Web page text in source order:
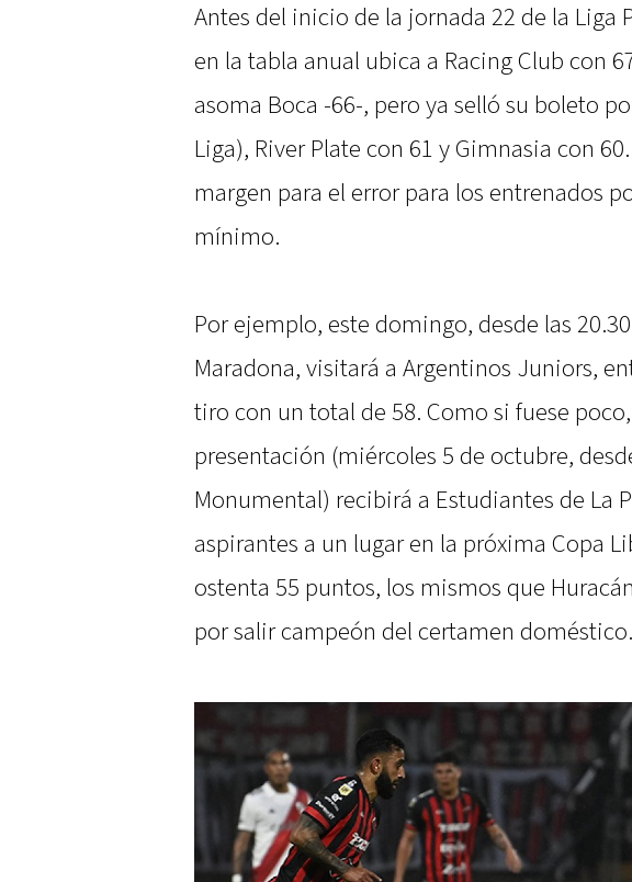
Antes del inicio de la jornada 22 de la Liga
en la tabla anual ubica a Racing Club con
asoma Boca -66-, pero ya selló su boleto
Liga), River Plate con 61 y Gimnasia con
margen para el error para los entrenados
mínimo.
Por ejemplo, este domingo, desde las
Maradona, visitará a Argentinos Juniors,
tiro con un total de 58. Como si fuese
presentación (miércoles 5 de octubre,
Monumental) recibirá a Estudiantes de La
aspirantes a un lugar en la próxima Copa
ostenta 55 puntos, los mismos que
por salir campeón del certamen doméstico.